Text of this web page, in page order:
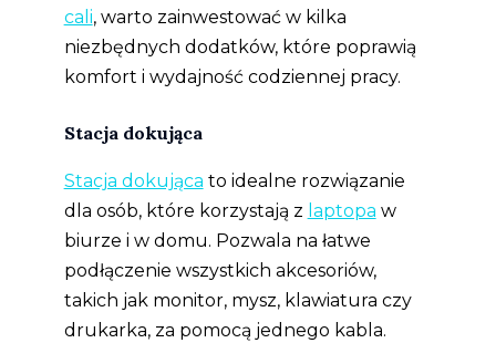
cali, warto zainwestować w kilka
niezbędnych dodatków, które poprawią
komfort i wydajność codziennej pracy.
Stacja dokująca
Stacja dokująca to idealne rozwiązanie
dla osób, które korzystają z laptopa w
biurze i w domu. Pozwala na łatwe
podłączenie wszystkich akcesoriów,
takich jak monitor, mysz, klawiatura czy
drukarka, za pomocą jednego kabla.